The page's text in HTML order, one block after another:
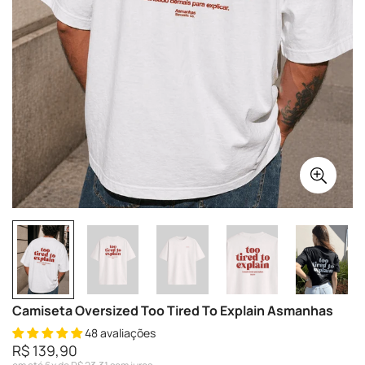
Camiseta Oversized Too Tired To Explain Asmanhas
48 avaliações
Preço
R$ 139,90